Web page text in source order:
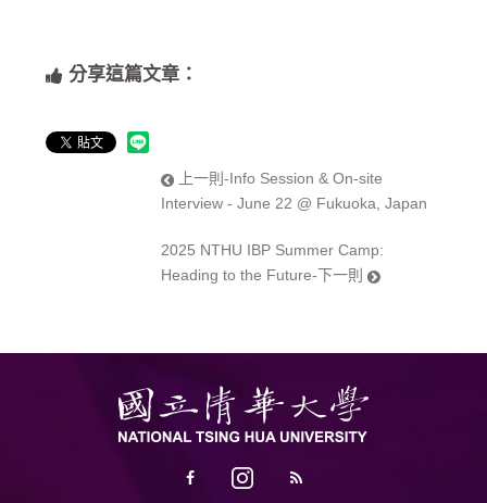
分享這篇文章：
上一則-Info Session & On-site
Interview - June 22 @ Fukuoka, Japan
2025 NTHU IBP Summer Camp:
Heading to the Future-下一則